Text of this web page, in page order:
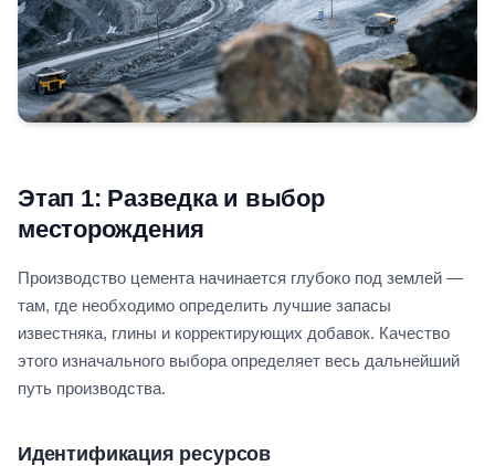
Этап 1: Разведка и выбор
месторождения
Производство цемента начинается глубоко под землей —
там, где необходимо определить лучшие запасы
известняка, глины и корректирующих добавок. Качество
этого изначального выбора определяет весь дальнейший
путь производства.
Идентификация ресурсов